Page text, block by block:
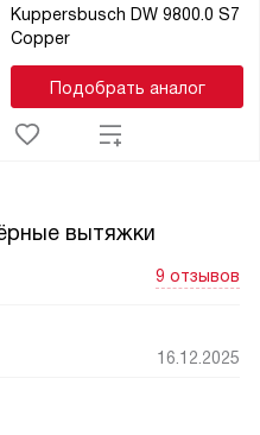
Kuppersbusch DW 9800.0 S7
Copper
Подобрать аналог
вытяжки
9 отзывов
16.12.2025